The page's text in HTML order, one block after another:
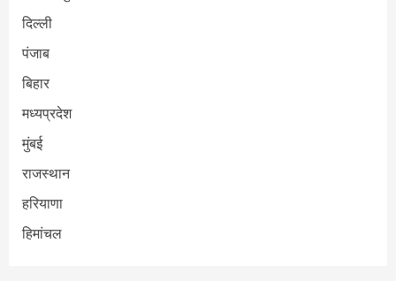
दिल्ली
पंजाब
बिहार
मध्यप्रदेश
मुंबई
राजस्थान
हरियाणा
हिमांचल